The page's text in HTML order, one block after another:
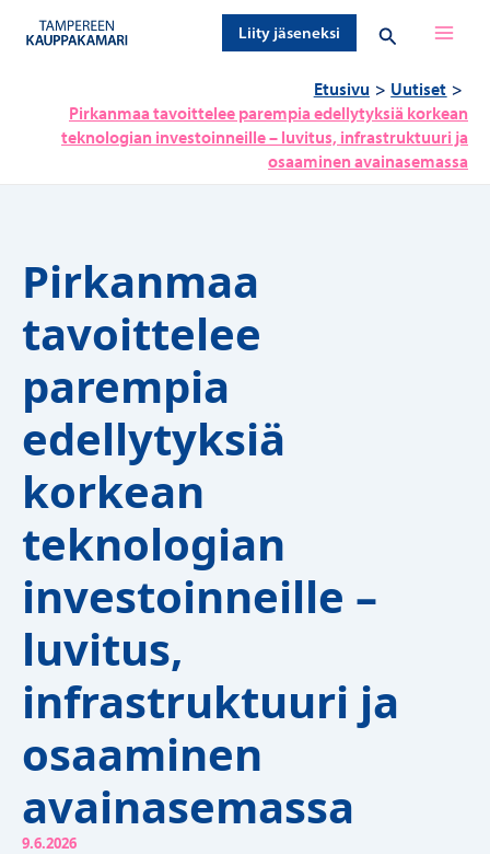
sisältöön
Liity jäseneksi Hae
Etusivu
Uutiset
Pirkanmaa tavoittelee parempia edellytyksiä korkean
teknologian investoinneille – luvitus, infrastruktuuri ja
osaaminen avainasemassa
Pirkanmaa
tavoittelee
parempia
edellytyksiä
korkean
teknologian
investoinneille –
luvitus,
infrastruktuuri ja
osaaminen
avainasemassa
9.6.2026